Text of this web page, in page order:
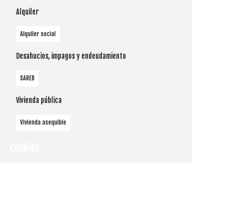
Alquiler
Alquiler social
Desahucios, impagos y endeudamiento
SAREB
Vivienda pública
Vivienda asequible